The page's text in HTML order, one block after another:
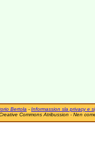
Bertola - Informassion sla privacy e
Commons Atribussion - Nen